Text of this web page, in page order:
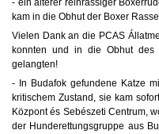
- ein älterer reinrassiger
kam in die Obhut der Boxer
Vielen Dank an die PCAS
konnten und in die Obhut des
gelangten!
- In Budafok gefundene Katze
kritischem Zustand, sie kam
Központ és Sebészeti Centrum,
der Hunderettungsgruppe aus